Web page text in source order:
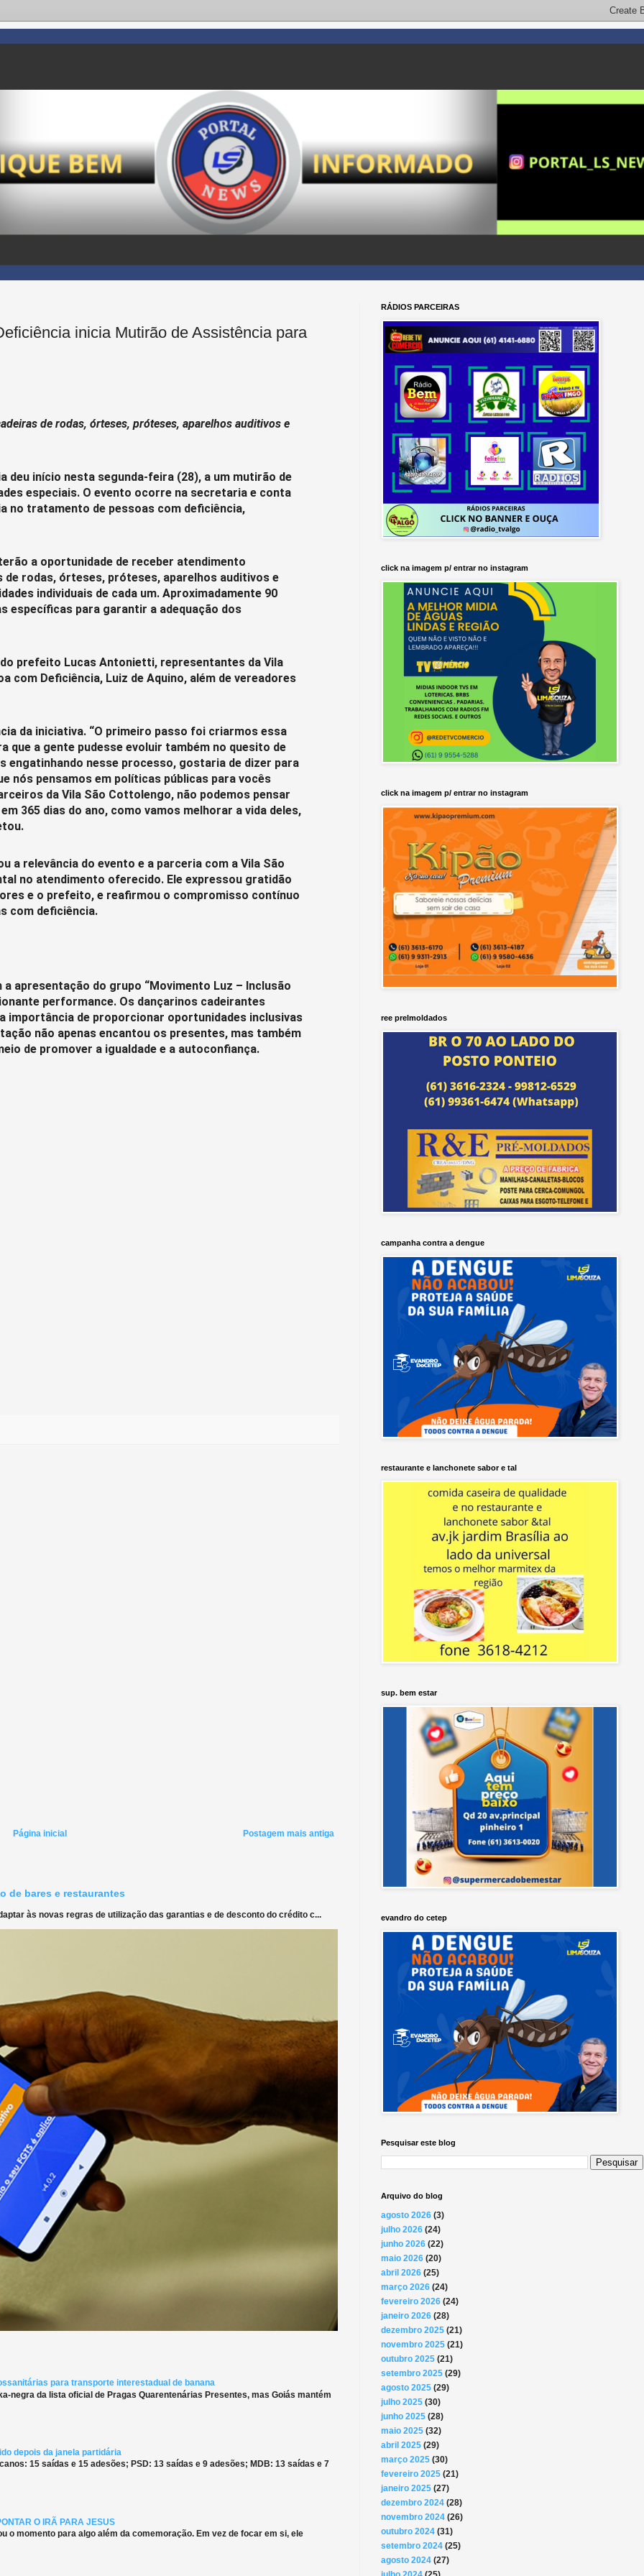
inicia Mutirão de Assistência para
de rodas, órteses, próteses, aparelhos auditivos e
deu início nesta segunda-feira (28), a um mutirão de
especiais. O evento ocorre na secretaria e conta
no tratamento de pessoas com deficiência,
a oportunidade de receber atendimento
rodas, órteses, próteses, aparelhos auditivos e
individuais de cada um. Aproximadamente 90
específicas para garantir a adequação dos
prefeito Lucas Antonietti, representantes da Vila
com Deficiência, Luiz de Aquino, além de vereadores
da iniciativa. “O primeiro passo foi criarmos essa
que a gente pudesse evoluir também no quesito de
engatinhando nesse processo, gostaria de dizer para
nós pensamos em políticas públicas para vocês
da Vila São Cottolengo, não podemos pensar
365 dias do ano, como vamos melhorar a vida deles,
a relevância do evento e a parceria com a Vila São
no atendimento oferecido. Ele expressou gratidão
e o prefeito, e reafirmou o compromisso contínuo
com deficiência.
apresentação do grupo “Movimento Luz – Inclusão
performance. Os dançarinos cadeirantes
de proporcionar oportunidades inclusivas
não apenas encantou os presentes, mas também
de promover a igualdade e a autoconfiança.
Postagem mais antiga
Página inicial
de bares e restaurantes
às novas regras de utilização das garantias e de desconto do crédito c...
para transporte interestadual de banana
negra da lista oficial de Pragas Quarentenárias Presentes, mas Goiás mantém
depois da janela partidária
15 saídas e 15 adesões; PSD: 13 saídas e 9 adesões; MDB: 13 saídas e 7
O IRÃ PARA JESUS
o momento para algo além da comemoração. Em vez de focar em si, ele
RÁDIOS PARCEIRAS
click na imagem p/ entrar no instagram
click na imagem p/ entrar no instagram
ree prelmoldados
campanha contra a dengue
restaurante e lanchonete sabor e tal
sup. bem estar
evandro do cetep
Pesquisar este blog
Arquivo do blog
agosto 2026 (3)
julho 2026 (24)
junho 2026 (22)
maio 2026 (20)
abril 2026 (25)
março 2026 (24)
fevereiro 2026 (24)
janeiro 2026 (28)
dezembro 2025 (21)
novembro 2025 (21)
outubro 2025 (21)
setembro 2025 (29)
agosto 2025 (29)
julho 2025 (30)
junho 2025 (28)
maio 2025 (32)
abril 2025 (29)
março 2025 (30)
fevereiro 2025 (21)
janeiro 2025 (27)
dezembro 2024 (28)
novembro 2024 (26)
outubro 2024 (31)
setembro 2024 (25)
agosto 2024 (27)